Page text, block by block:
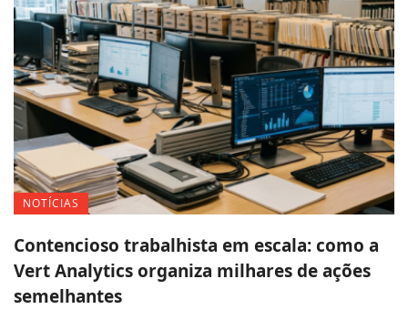
NOTÍCIAS
Contencioso trabalhista em escala: como a
Vert Analytics organiza milhares de ações
semelhantes